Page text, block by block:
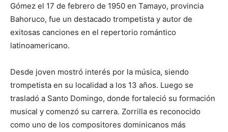
Gómez el 17 de febrero de 1950 en Tamayo, provincia
Bahoruco, fue un destacado trompetista y autor de
exitosas canciones en el repertorio romántico
latinoamericano.
Desde joven mostró interés por la música, siendo
trompetista en su localidad a los 13 años. Luego se
trasladó a Santo Domingo, donde fortaleció su formación
musical y comenzó su carrera. Zorrilla es reconocido
como uno de los compositores dominicanos más